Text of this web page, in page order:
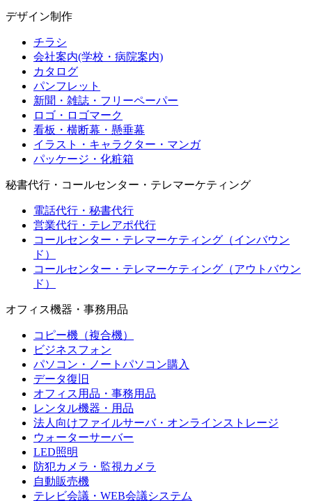
デザイン制作
チラシ
会社案内(学校・病院案内)
カタログ
パンフレット
新聞・雑誌・フリーペーパー
ロゴ・ロゴマーク
看板・横断幕・懸垂幕
イラスト・キャラクター・マンガ
パッケージ・化粧箱
秘書代行・コールセンター・テレマーケティング
電話代行・秘書代行
営業代行・テレアポ代行
コールセンター・テレマーケティング（インバウン
ド）
コールセンター・テレマーケティング（アウトバウン
ド）
オフィス機器・事務用品
コピー機（複合機）
ビジネスフォン
パソコン・ノートパソコン購入
データ復旧
オフィス用品・事務用品
レンタル機器・用品
法人向けファイルサーバ・オンラインストレージ
ウォーターサーバー
LED照明
防犯カメラ・監視カメラ
自動販売機
テレビ会議・WEB会議システム